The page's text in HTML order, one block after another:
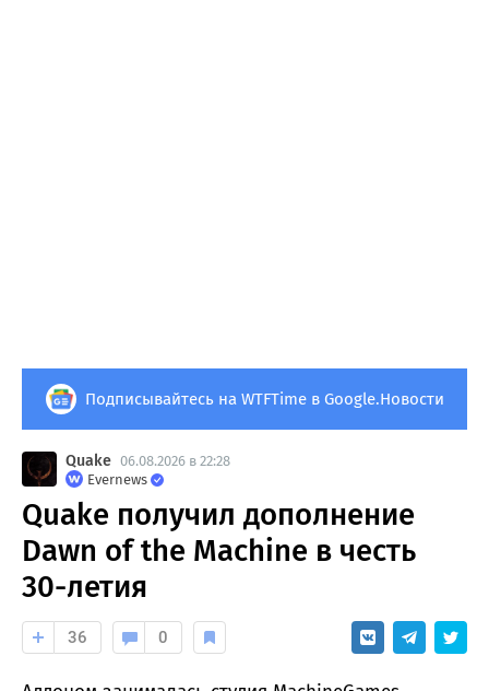
Подписывайтесь на WTFTime в Google.Новости
Quake 06.08.2026 в 22:28
Evernews
Quake получил дополнение
Dawn of the Machine в честь
30-летия
36 0